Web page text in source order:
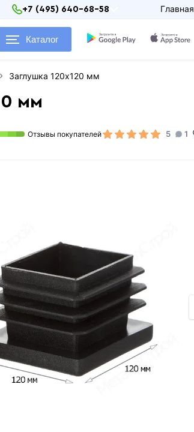
+7 (495) 640-68-58 Главная
Каталог
Заглушка 120х120 мм
мм
Отзывы покупателей 5 1